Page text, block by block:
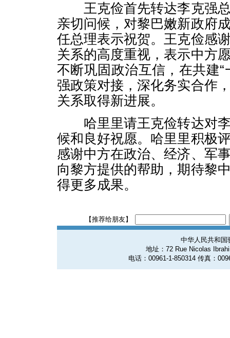
王克俭首先转达李克强总
亲切问候，对黎巴嫩新政府
任总理表示祝贺。王克俭感
关系的高度重视，表示中方
不断巩固政治互信，在共建“
强政策对接，深化务实合作
关系取得新进展。
哈里里请王克俭转达对李
候和良好祝愿。哈里里积极
感谢中方在政治、经济、军
向黎方提供的帮助，期待黎
得更多成果。
【推荐给朋友】
中华人民共和国
地址：72 Rue Nicolas
电话：00961-1-850314 传真：